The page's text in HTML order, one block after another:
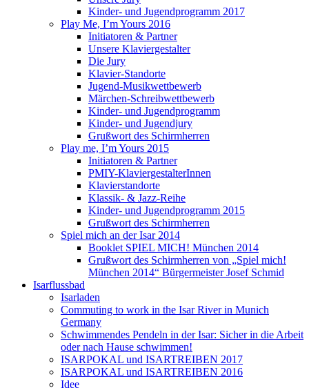
Kinder- und Jugendprogramm 2017
Play Me, I’m Yours 2016
Initiatoren & Partner
Unsere Klaviergestalter
Die Jury
Klavier-Standorte
Jugend-Musikwettbewerb
Märchen-Schreibwettbewerb
Kinder- und Jugendprogramm
Kinder- und Jugendjury
Grußwort des Schirmherren
Play me, I’m Yours 2015
Initiatoren & Partner
PMIY-KlaviergestalterInnen
Klavierstandorte
Klassik- & Jazz-Reihe
Kinder- und Jugendprogramm 2015
Grußwort des Schirmherren
Spiel mich an der Isar 2014
Booklet SPIEL MICH! München 2014
Grußwort des Schirmherren von „Spiel mich!
München 2014“ Bürgermeister Josef Schmid
Isarflussbad
Isarladen
Commuting to work in the Isar River in Munich
Germany
Schwimmendes Pendeln in der Isar: Sicher in die Arbeit
oder nach Hause schwimmen!
ISARPOKAL und ISARTREIBEN 2017
ISARPOKAL und ISARTREIBEN 2016
Idee